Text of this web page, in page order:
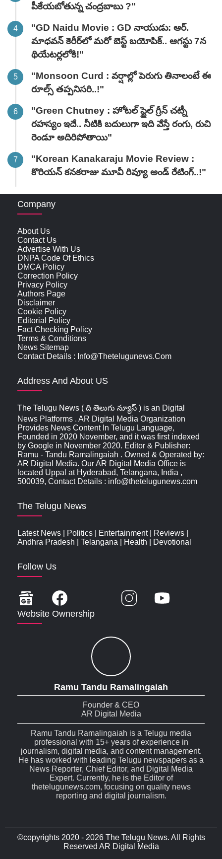
పీకేయబోతున్న చంద్రబాబు ?"
"GD Naidu Movie : GD నాయుడు: ఆర్.
మాధవన్‌ కెరీర్‌లో మరో బెస్ట్ బయోపిక్.. ఆగస్టు 7న
థియేటర్లలోకి!"
"Monsoon Curd : వర్షాల్లో పెరుగు తినాలంటే ఈ
రూల్స్ తప్పనిసరి..!"
"Green Chutney : హోటల్ స్టైల్ గ్రీన్ చట్నీ
రహస్యం ఇదే.. నీటికి బదులుగా ఇది వేస్తే రంగు, రుచి
రెండూ అదిరిపోతాయి"
"Korean Kanakaraju Movie Review :
కొరియన్ కనకరాజు మూవీ రివ్యూ అండ్ రేటింగ్‌..!"
Company
About Us
Contact Us
Advertise With Us
DNPA Code Of Ethics
DMCA Policy
Correction Policy
Privacy Policy
Authors Page
Disclaimer
Cookie Policy
Editorial Policy
Fact Checking Policy
Terms & Conditions
News Sitemap
Contact Details : Info@thetelugunews.com
Address And About US
The Telugu News ( ది తెలుగు న్యూస్‌ ) is an Digital
News Platforms . AR Digital Media Organization
Provides News Content In Telugu Language,
Founded in 2020 November, and it was first indexed
by Google in November 2020. Editor & Publisher:
Ramu - Tandu Ramalingaiah . Owned & Operated by:
AR Digital Media. Our AR Digital Media Office is
located Uppal at Hyderabad, Telangana, India ,
500039, Contact Details : info@thetelugunews.com
The Telugu News
Latest News Politics Entertainment| Reviews
Andhra Pradesh
Telangana Health Devotional
Follow Us
Website Ownership
Ramu Tandu Ramalingaiah
Founder & CEO
AR Digital Media
Ramu Tandu Ramalingaiah is a Telugu media
professional with 15+ years of experience in
journalism, digital media, and content management.
He has worked with leading Telugu newspapers as a
News Reporter, Chief Editor, and Digital Media
Expert. Currently, he is the Editor of
thetelugunews.com, focusing on quality news
reporting and digital journalism.
©copyrights 2020 - 2026 The Telugu News. All Rights
Reserved AR Digital Media